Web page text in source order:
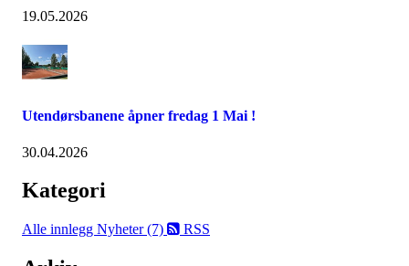
19.05.2026
Utendørsbanene åpner fredag 1 Mai !
30.04.2026
Kategori
Alle innlegg Nyheter (7) RSS